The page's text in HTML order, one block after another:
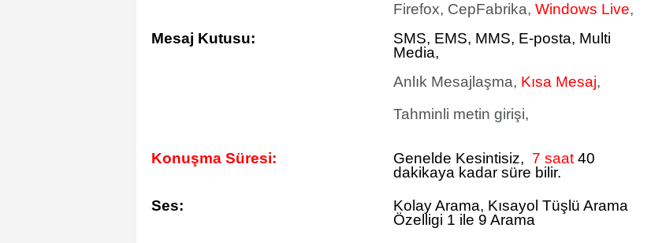
Firefox, CepFabrika, Windows Live,
Mesaj Kutusu:
SMS, EMS, MMS, E-posta, Multi
Media,
Anlık Mesajlaşma, Kısa Mesaj,
Tahminli metin girişi,
Konuşma Süresi: Genelde Kesintisiz, 7 saat 40
dakikaya kadar süre bilir.
Ses:
Kolay Arama, Kısayol Tüşlü Arama
Özelligi 1 ile 9 Arama